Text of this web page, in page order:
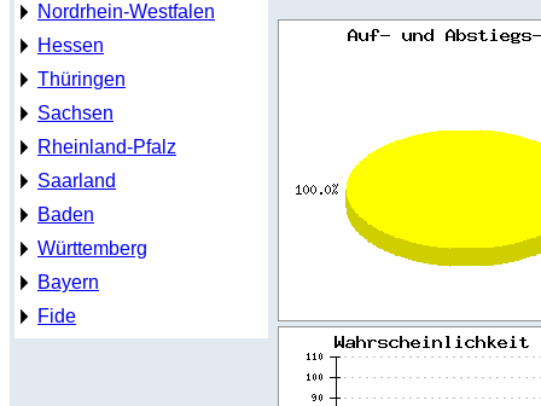
Nordrhein-Westfalen
Hessen
Thüringen
Sachsen
Rheinland-Pfalz
Saarland
Baden
Württemberg
Bayern
Fide